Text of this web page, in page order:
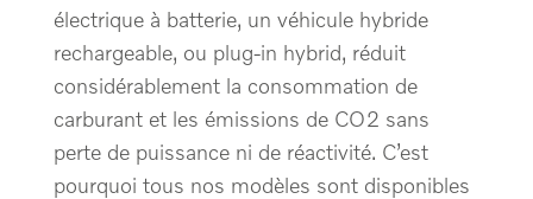
électrique à batterie, un véhicule hybride
rechargeable, ou plug-in hybrid, réduit
considérablement la consommation de
carburant et les émissions de CO2 sans
perte de puissance ni de réactivité. C’est
pourquoi tous nos modèles sont disponibles